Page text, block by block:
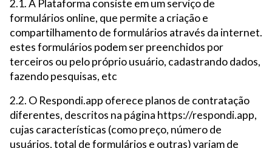
2.1. A Plataforma consiste em um serviço de
formulários online, que permite a criação e
compartilhamento de formulários através da internet.
estes formulários podem ser preenchidos por
terceiros ou pelo próprio usuário, cadastrando dados,
fazendo pesquisas, etc
2.2. O Respondi.app oferece planos de contratação
diferentes, descritos na página https://respondi.app,
cujas características (como preço, número de
usuários, total de formulários e outras) variam de